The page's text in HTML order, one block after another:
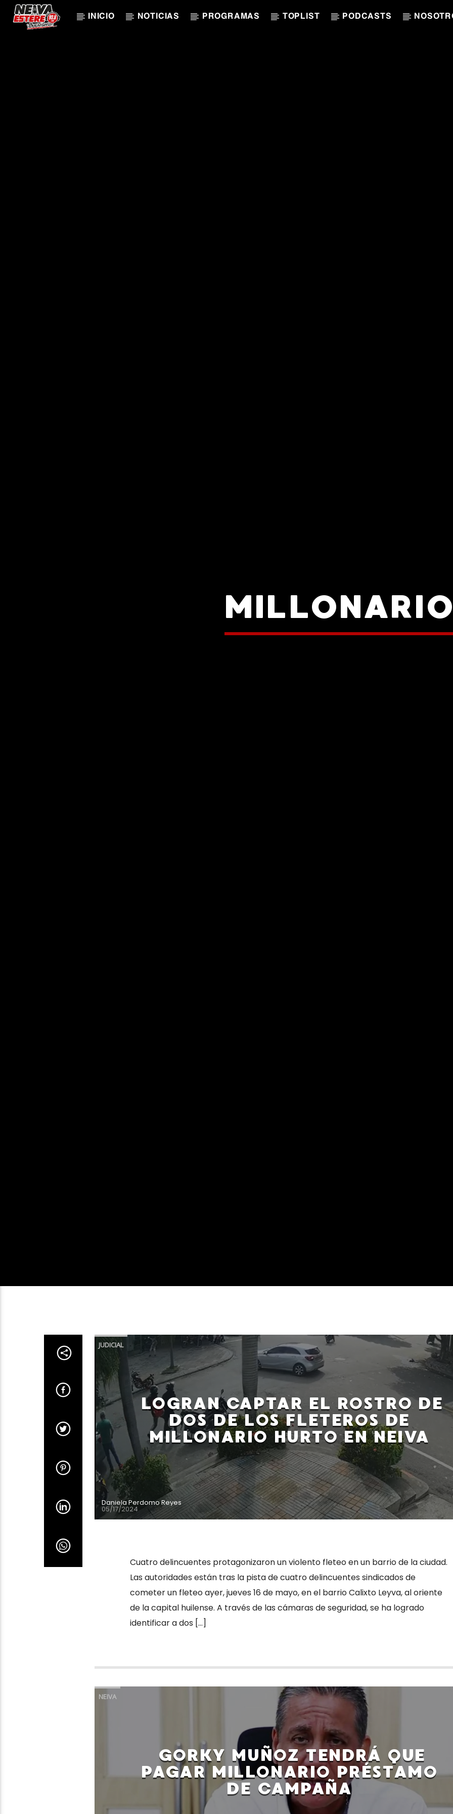
INICIO NOTICIAS PROGRAMAS TOPLIST PODCASTS
JUDICIAL
LOGRAN CAPTAR EL ROSTRO DE
DOS DE LOS FLETEROS DE
MILLONARIO HURTO EN NEIVA
Daniela Perdomo Reyes
05/17/2024
Cuatro delincuentes protagonizaron un violento fleteo en un barrio de la ciudad.
Las autoridades están tras la pista de cuatro delincuentes sindicados de
cometer un fleteo ayer, jueves 16 de mayo, en el barrio Calixto Leyva, al oriente
de la capital huilense. A través de las cámaras de seguridad, se ha logrado
identificar a dos […]
NEIVA
GORKY MUÑOZ TENDRÁ QUE
PAGAR MILLONARIO PRÉSTAMO
DE CAMPAÑA